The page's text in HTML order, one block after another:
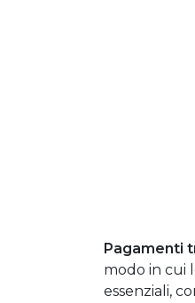
Pagamenti
modo in cui
essenziali,